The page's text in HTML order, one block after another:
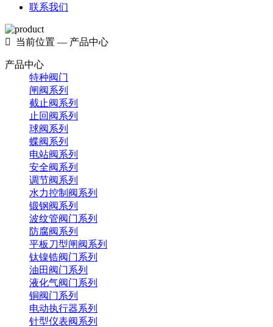
联系我们
 当前位置 — 产品中心
产品中心
特种阀门
闸阀系列
截止阀系列
止回阀系列
球阀系列
蝶阀系列
电站阀系列
安全阀系列
调节阀系列
水力控制阀系列
锻钢阀系列
波纹管阀门系列
防腐阀系列
平板刀型闸阀系列
钛镍锆阀门系列
油田阀门系列
液化气阀门系列
铜阀门系列
电动执行器系列
针型仪表阀系列